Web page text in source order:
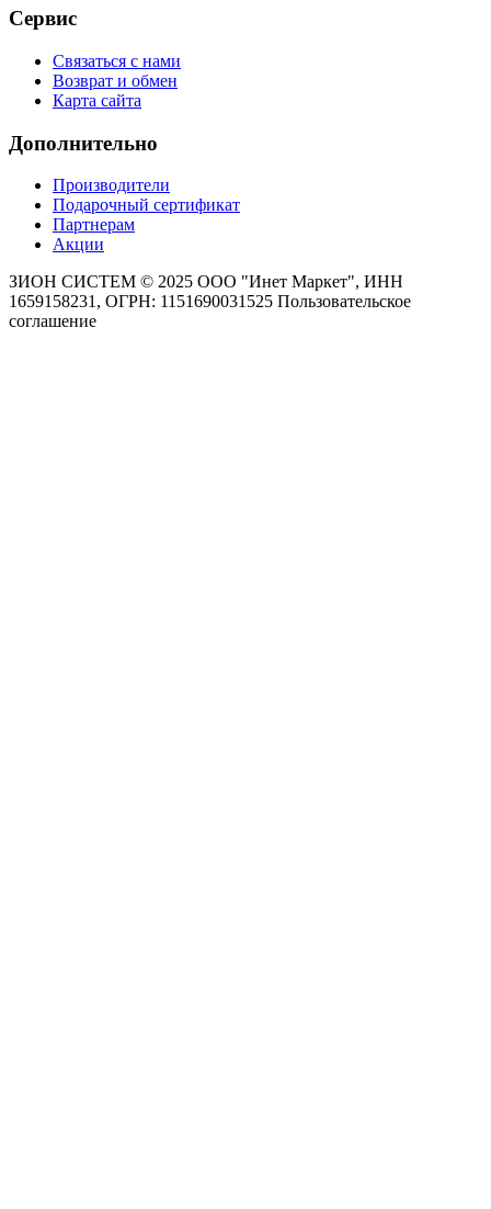
Сервис
Связаться с нами
Возврат и обмен
Карта сайта
Дополнительно
Производители
Подарочный сертификат
Партнерам
Акции
ЗИОН СИСТЕМ © 2025 ООО "Инет Маркет", ИНН
1659158231, ОГРН: 1151690031525 Пользовательское
соглашение